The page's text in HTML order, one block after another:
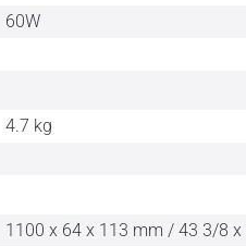
60W
4.7 kg
1100 x 64 x 113 mm / 43 3/8